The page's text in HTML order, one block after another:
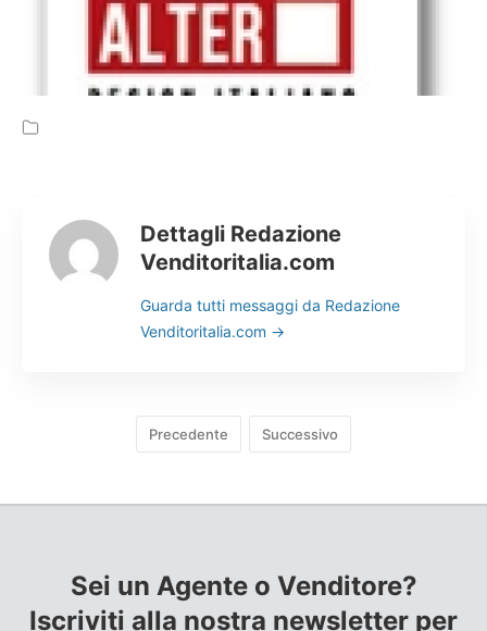
Cerca
Dettagli Redazione
Venditoritalia.com
Guarda tutti messaggi da Redazione
Venditoritalia.com →
Precedente Successivo
Sei un Agente o Venditore?
Iscriviti alla nostra newsletter per